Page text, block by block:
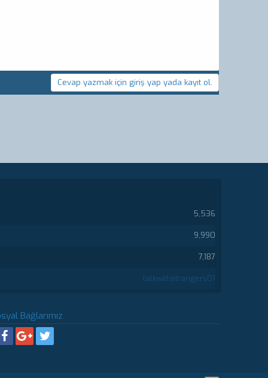
Cevap yazmak için giriş yap yada kayıt ol.
5,536
9,990
7,187
talkwithstrangers01
Bağlarımız